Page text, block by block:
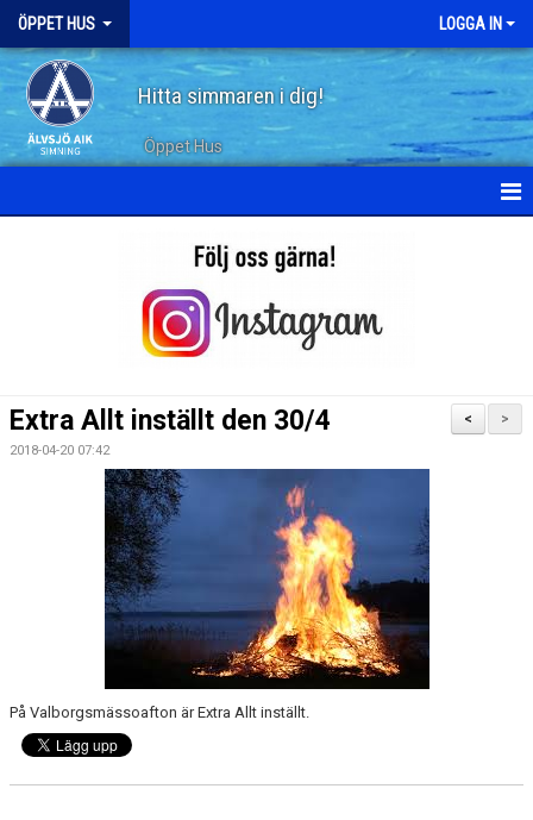
ÖPPET HUS LOGGA IN
Hitta simmaren i dig!
Öppet Hus
>
<
Extra Allt inställt den 30/4
2018-04-20 07:42
På Valborgsmässoafton är Extra Allt inställt.